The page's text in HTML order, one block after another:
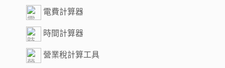
電費計算器
時間計算器
營業稅計算工具